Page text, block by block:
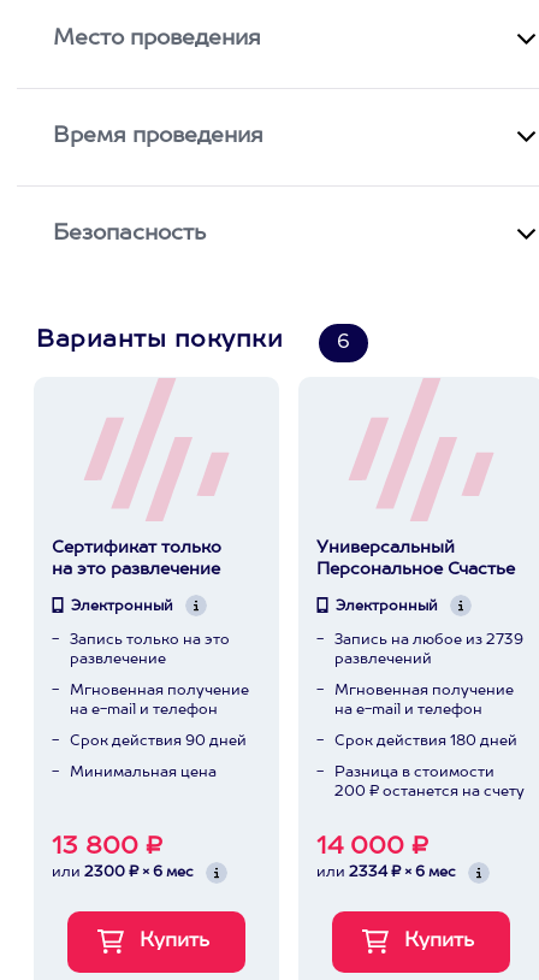
Место проведения
Время проведения
Безопасность
Варианты покупки 6
Сертификат только
на это развлечение
Электронный
Запись только на это
развлечение
Мгновенная получение
на e-mail и телефон
Срок действия 90 дней
Минимальная цена
13 800 ₽
или 2300 ₽ × 6 мес
Универсальный
Персональное Счастье
Электронный
Запись на любое из 2739
развлечений
Мгновенная получение
на e-mail и телефон
Срок действия 180 дней
Разница в стоимости
200 ₽ останется на счету
14 000 ₽
или 2334 ₽ × 6 мес